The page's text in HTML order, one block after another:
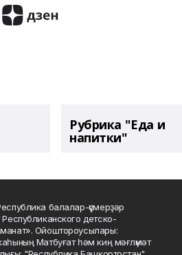
Рубрика "Еда и
напитки"
балалар-үҫмерҙәр
детско-
Ойоштороусылары:
Матбуғат һәм киң мәғлүмәт